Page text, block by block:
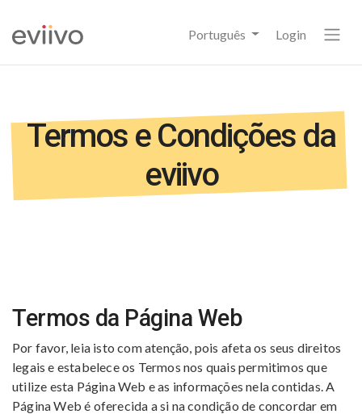
Português Login
Termos e Condições da
eviivo
Termos da Página Web
Por favor, leia isto com atenção, pois afeta os seus direitos
legais e estabelece os Termos nos quais permitimos que
utilize esta Página Web e as informações nela contidas. A
Página Web é oferecida a si na condição de concordar em